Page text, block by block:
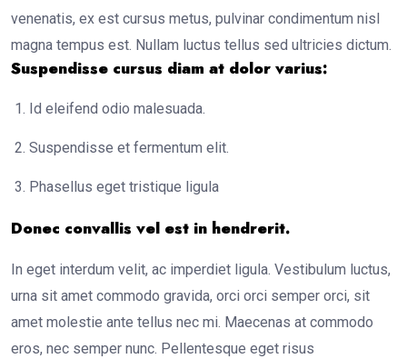
venenatis, ex est cursus metus, pulvinar condimentum nisl
magna tempus est. Nullam luctus tellus sed ultricies dictum.
Suspendisse cursus diam at dolor varius:
Id eleifend odio malesuada.
Suspendisse et fermentum elit.
Phasellus eget tristique ligula
Donec convallis vel est in hendrerit.
In eget interdum velit, ac imperdiet ligula. Vestibulum luctus,
urna sit amet commodo gravida, orci orci semper orci, sit
amet molestie ante tellus nec mi. Maecenas at commodo
eros, nec semper nunc. Pellentesque eget risus